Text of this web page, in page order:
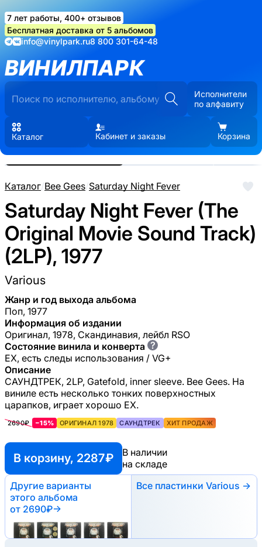
7 лет работы, 400+ отзывов
Бесплатная доставка от 5 альбомов
info@vinylpark.ru8 800 301-64-48
ВИНИЛПАРК
Исполнители
по алфавиту
Каталог Кабинет и заказы Корзина
Каталог/Bee Gees/Saturday Night Fever
Saturday Night Fever (The
Original Movie Sound Track)
(2LP), 1977
Various
Жанр и год выхода альбома
Поп, 1977
Информация об издании
Оригинал, 1978, Скандинавия, лейбл RSO
Состояние винила и конверта ?
EX, есть следы использования / VG+
Описание
САУНДТРЕК, 2LP, Gatefold, inner sleeve. Bee Gees. На
виниле есть несколько тонких поверхностных
царапков, играет хорошо ЕХ.
2690₽ −15% ОРИГИНАЛ 1978 САУНДТРЕК ХИТ ПРОДАЖ
В корзину, 2287 ₽
В наличии
на складе
Другие варианты
этого альбома
от 2690₽→
Все пластинки Various →
Реальные фото пластинки.
Нажмите, чтобы увеличить